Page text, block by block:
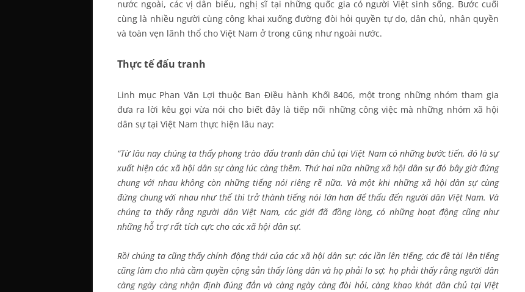
nước ngoài, các vị dân biểu, nghị sĩ tại những quốc gia có người Việt sinh sống. Bước cuối
cùng là nhiều người cùng công khai xuống đường đòi hỏi quyền tự do, dân chủ, nhân quyền
và toàn vẹn lãnh thổ cho Việt Nam ở trong cũng như ngoài nước.
Thực tế đấu tranh
Linh mục Phan Văn Lợi thuộc Ban Điều hành Khối 8406, một trong những nhóm tham gia
đưa ra lời kêu gọi vừa nói cho biết đây là tiếp nối những công việc mà những nhóm xã hội
dân sự tại Việt Nam thực hiện lâu nay:
“Từ lâu nay chúng ta thấy phong trào đấu tranh dân chủ tại Việt Nam có những bước tiến, đó là sự
xuất hiện các xã hội dân sự càng lúc càng thêm. Thứ hai nữa những xã hội dân sự đó bây giờ đứng
chung với nhau không còn những tiếng nói riêng rẽ nữa. Và một khi những xã hội dân sự cùng
đứng chung với nhau như thế thì trở thành tiếng nói lớn hơn để thấu đến người dân Việt Nam. Và
chúng ta thấy rằng người dân Việt Nam, các giới đã đồng lòng, có những hoạt động cũng như
những hỗ trợ rất tích cực cho các xã hội dân sự.
Rồi chúng ta cũng thấy chính động thái của các xã hội dân sự: các lần lên tiếng, các đề tài lên tiếng
cũng làm cho nhà cầm quyền cộng sản thấy lòng dân và họ phải lo sợ; họ phải thấy rằng người dân
càng ngày càng nhận định đúng đắn và càng ngày càng đòi hỏi, càng khao khát dân chủ tại Việt